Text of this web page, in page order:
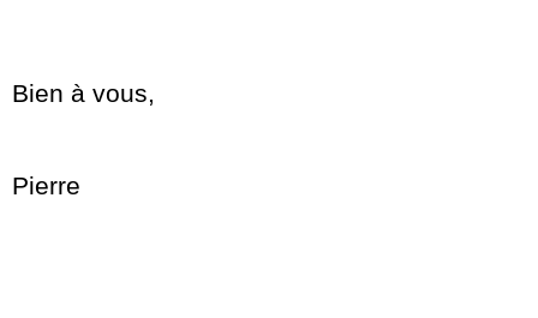
Bien à vous,
Pierre